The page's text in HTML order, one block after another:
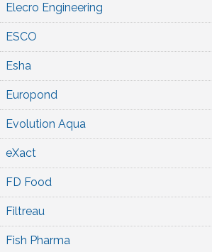
Elecro Engineering
ESCO
Esha
Europond
Evolution Aqua
eXact
FD Food
Filtreau
Fish Pharma